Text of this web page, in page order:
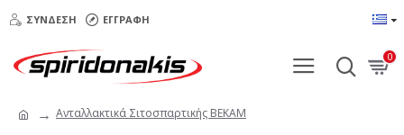
ΣΎΝΔΕΣΗ ΕΓΓΡΑΦΉ
0
Ανταλλακτικά Σιτοσπαρτικής ΒΕΚΑΜ